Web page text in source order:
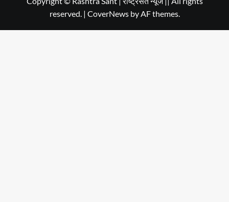
Dehradun
reserved. | CoverNewsby AF themes.